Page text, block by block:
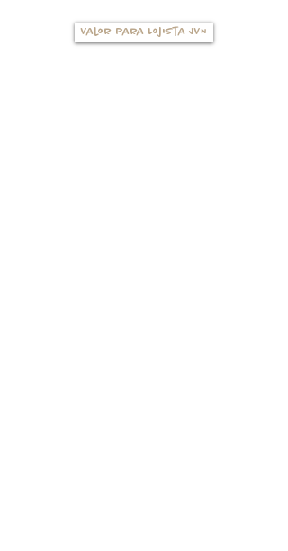
Valor para Lojista JVN